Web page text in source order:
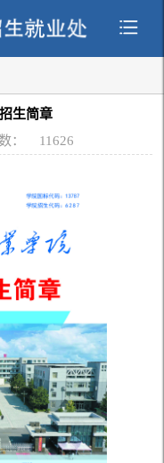
生简章
： 11626